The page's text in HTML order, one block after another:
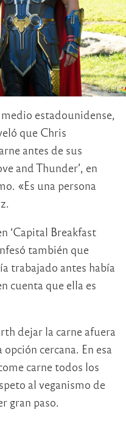
estadounidense,
que Chris
antes de sus
and Thunder’, en
«Es una persona
‘Capital Breakfast
también que
trabajado antes había
cuenta que ella es
dejar la carne afuera
cercana. En esa
carne todos los
al veganismo de
gran paso.